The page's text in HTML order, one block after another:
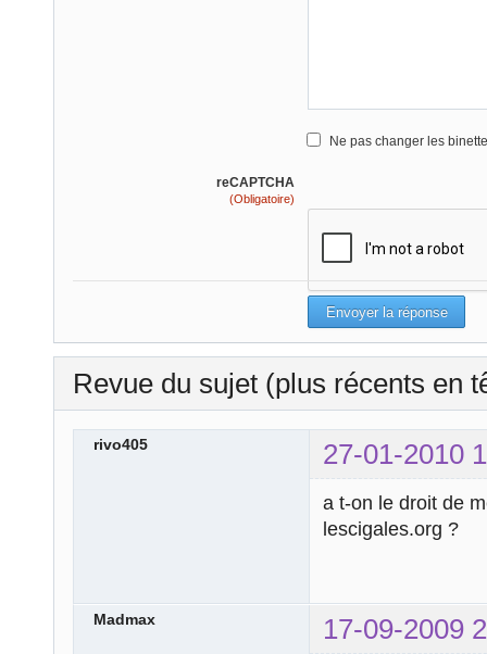
Ne pas changer les
reCAPTCHA
(Obligatoire)
Revue du sujet (plus récents en
rivo405 27-01-2010
a t-on le droit de
lescigales.org ?
Madmax 17-09-2009